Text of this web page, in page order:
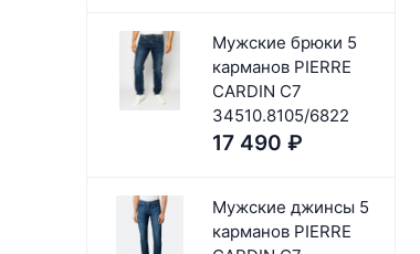
Мужские брюки 5
карманов PIERRE
CARDIN C7
34510.8105/6822
17 490 ₽
Мужские джинсы 5
карманов PIERRE